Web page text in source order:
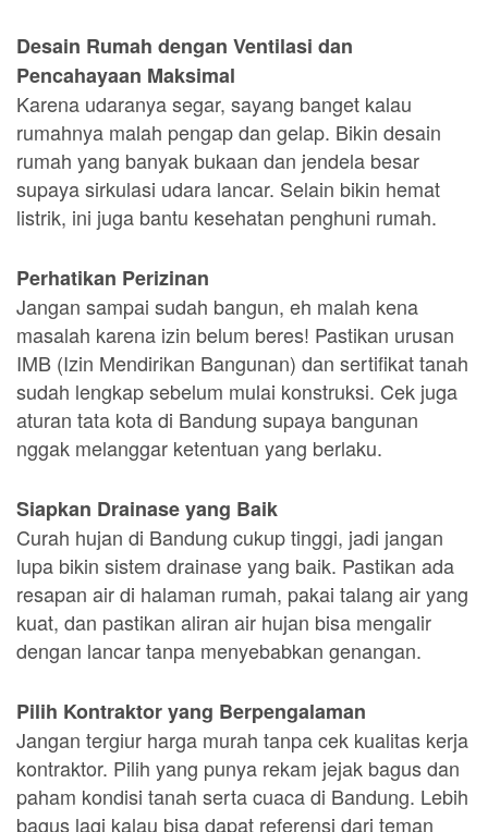
Desain Rumah dengan Ventilasi dan
Pencahayaan Maksimal
Karena udaranya segar, sayang banget kalau
rumahnya malah pengap dan gelap. Bikin desain
rumah yang banyak bukaan dan jendela besar
supaya sirkulasi udara lancar. Selain bikin hemat
listrik, ini juga bantu kesehatan penghuni rumah.
Perhatikan Perizinan
Jangan sampai sudah bangun, eh malah kena
masalah karena izin belum beres! Pastikan urusan
IMB (Izin Mendirikan Bangunan) dan sertifikat tanah
sudah lengkap sebelum mulai konstruksi. Cek juga
aturan tata kota di Bandung supaya bangunan
nggak melanggar ketentuan yang berlaku.
Siapkan Drainase yang Baik
Curah hujan di Bandung cukup tinggi, jadi jangan
lupa bikin sistem drainase yang baik. Pastikan ada
resapan air di halaman rumah, pakai talang air yang
kuat, dan pastikan aliran air hujan bisa mengalir
dengan lancar tanpa menyebabkan genangan.
Pilih Kontraktor yang Berpengalaman
Jangan tergiur harga murah tanpa cek kualitas kerja
kontraktor. Pilih yang punya rekam jejak bagus dan
paham kondisi tanah serta cuaca di Bandung. Lebih
bagus lagi kalau bisa dapat referensi dari teman